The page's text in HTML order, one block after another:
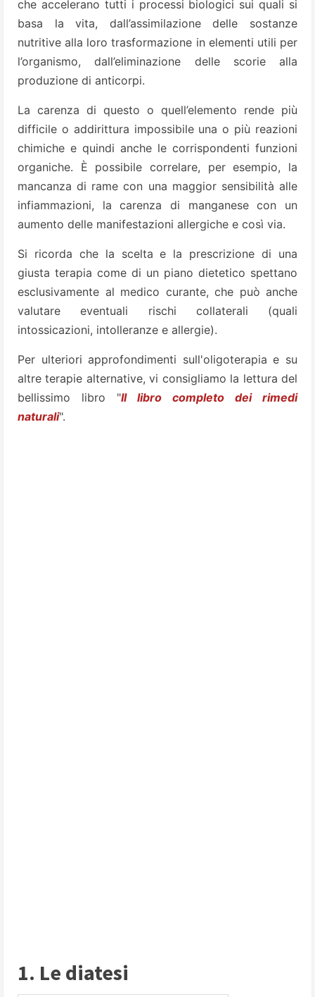
che accelerano tutti i processi biologici sui quali si
basa la vita, dall’assimilazione delle sostanze
nutritive alla loro trasformazione in elementi utili per
l’organismo, dall’eliminazione delle scorie alla
produzione di anticorpi.
La carenza di questo o quell’elemento rende più
difficile o addirittura impossibile una o più reazioni
chimiche e quindi anche le corrispondenti funzioni
organiche. È possibile correlare, per esempio, la
mancanza di rame con una maggior sensibilità alle
infiammazioni, la carenza di manganese con un
aumento delle manifestazioni allergiche e così via.
Si ricorda che la scelta e la prescrizione di una
giusta terapia come di un piano dietetico spettano
esclusivamente al medico curante, che può anche
valutare eventuali rischi collaterali (quali
intossicazioni, intolleranze e allergie).
Per ulteriori approfondimenti sull'oligoterapia e su
altre terapie alternative, vi consigliamo la lettura del
bellissimo libro "Il libro completo dei rimedi
naturali".
1. Le diatesi